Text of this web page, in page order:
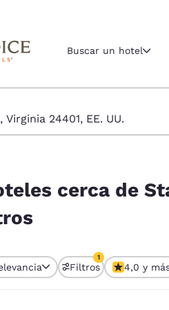
Región y
América
América
América
Português
Buscar un hotel
cerca de
Filtros
1
1 filtro
4,0 y